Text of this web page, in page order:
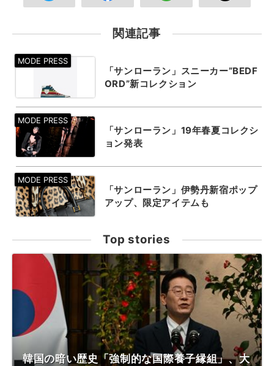
関連記事
「サンローラン」スニーカー”BEDF
ORD”新コレクション
「サンローラン」19年春夏コレクシ
ョン発表
「サンローラン」伊勢丹新宿ポップ
アップ、限定アイテムも
Top stories
韓国の暗い歴史「強制的な国際養子縁組」、大